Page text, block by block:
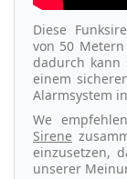
Diese
von 50 Metern
dadurch kann
einem
Alarmsystem
We
Sirene
einzusetzen,
unserer